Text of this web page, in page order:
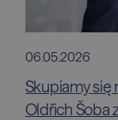
06.05.2026
Skupiamy się
Oldřich Šoba